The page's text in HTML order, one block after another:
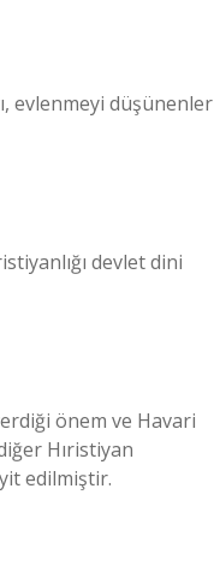
evlenmeyi düşünenler
devlet dini
önem ve Havari
Hıristiyan
edilmiştir.